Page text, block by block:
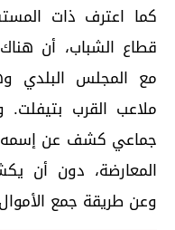
كما اعترف ذات
قطاع الشباب، أن
مع المجلس البلدي
ملاعب القرب
جماعي كشف عن إسمه
المعارضة، دون أن
وعن طريقة جمع